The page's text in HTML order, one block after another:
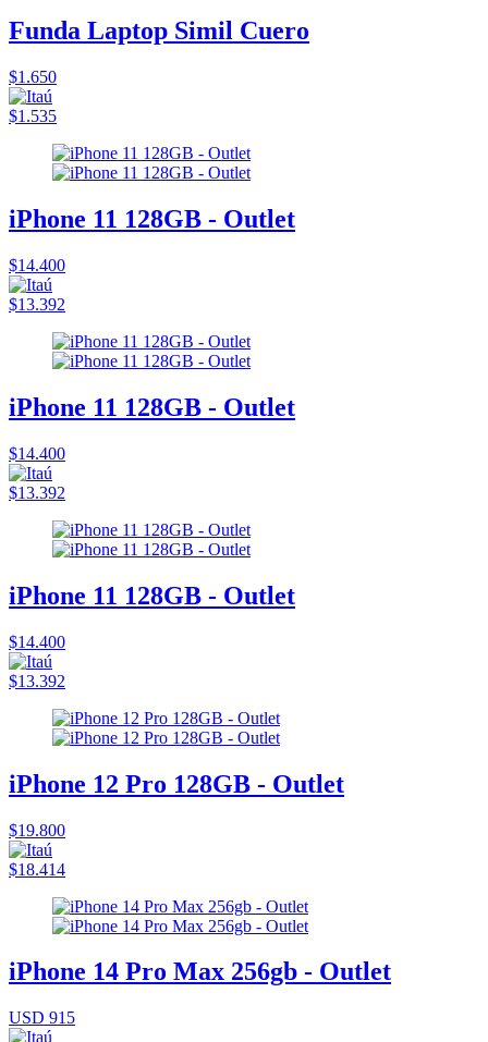
Funda Laptop Simil Cuero
$1.650
$1.535
iPhone 11 128GB - Outlet
$14.400
$13.392
iPhone 11 128GB - Outlet
$14.400
$13.392
iPhone 11 128GB - Outlet
$14.400
$13.392
iPhone 12 Pro 128GB - Outlet
$19.800
$18.414
iPhone 14 Pro Max 256gb - Outlet
USD 915